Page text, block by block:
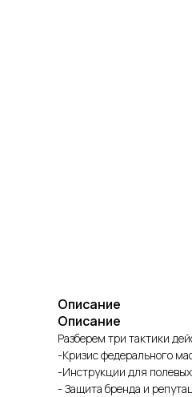
Описание
Описание
Разберем три тактики
-Кризис федерального
-Инструкции для
- Защита бренда и